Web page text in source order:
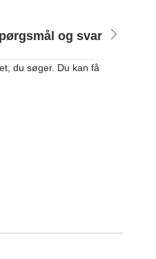
og svar
du søger. Du kan få